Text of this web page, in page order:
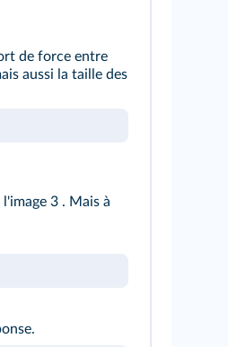
de force entre
aussi la taille des
l'image 3 . Mais à